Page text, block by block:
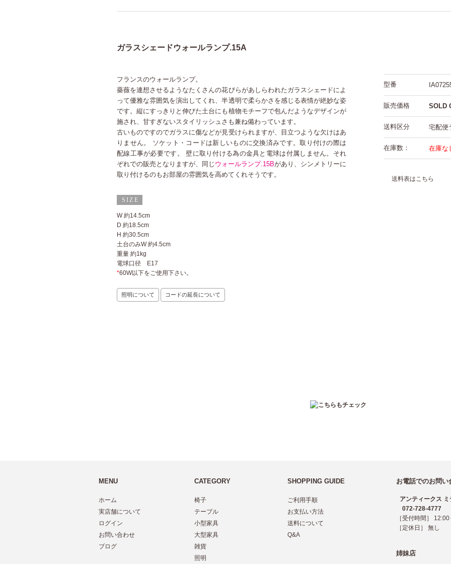
ガラスシェードウォールランプ.15A
フランスのウォールランプ。
薔薇を連想させるようなたくさんの花びらがあしらわれたガラスシェードによ
って優雅な雰囲気を演出してくれ、半透明で柔らかさを感じる表情が絶妙な姿
です。縦にすっきりと伸びた土台にも植物モチーフで包んだようなデザインが
施され、甘すぎないスタイリッシュさも兼ね備わっています。
古いものですのでガラスに傷などが見受けられますが、目立つような欠けはあ
りません。 ソケット・コードは新しいものに交換済みです。取り付けの際は
配線工事が必要です。 壁に取り付ける為の金具と電球は付属しません。それ
ぞれでの販売となりますが、同じ ウォールランプ.15Bがあり、シンメトリーに
取り付けるのもお部屋の雰囲気を高めてくれそうです。
W 約14.5cm
D 約18.5cm
H 約30.5cm
土台のみW 約4.5cm
重量 約1kg
電球口径 E17
*60W以下をご使用下さい。
照明について コードの延長について
型番
販売価格 SOLD
送料区分 宅配便
在庫数： 在庫な
送料表はこちら
MENU
ホーム
実店舗について
ログイン
お問い合わせ
ブログ
CATEGORY
椅子
テーブル
小型家具
大型家具
雑貨
照明
SHOPPING GUIDE
ご利用手順
お支払い方法
送料について
Q&A
お電話でのお問い
アンティークス ミ
072-728-4777
［受付時間］
［定休日］ 無し
姉妹店